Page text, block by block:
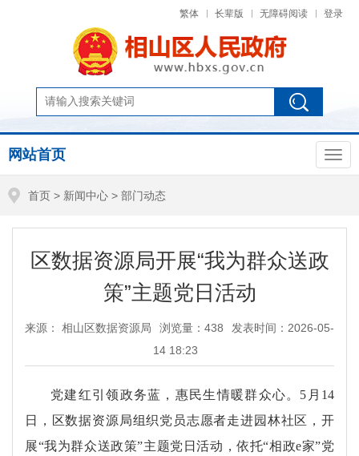
繁体 长辈版 无障碍阅读 登录
网站首页
首页 > 新闻中心 > 部门动态
区数据资源局开展“我为群众送政
策”主题党日活动
来源： 相山区数据资源局 浏览量： 438
发表时间：2026-05-
14 18:23
党建红引领政务蓝，惠民生情暖群众心。5月14
日，区数据资源局组织党员志愿者走进园林社区，开
展“我为群众送政策”主题党日活动，依托“相政e家”党